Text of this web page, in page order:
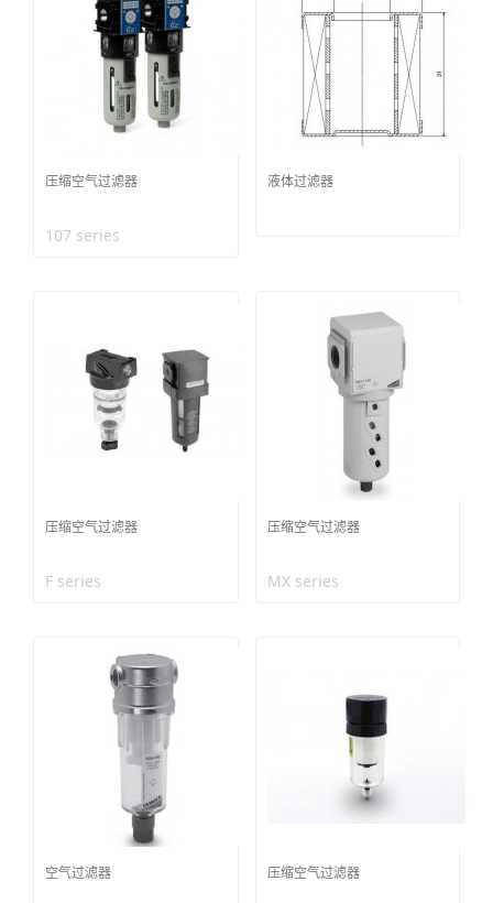
压缩空气过滤器
107 series
液体过滤器
压缩空气过滤器
F series
压缩空气过滤器
MX series
空气过滤器 压缩空气过滤器